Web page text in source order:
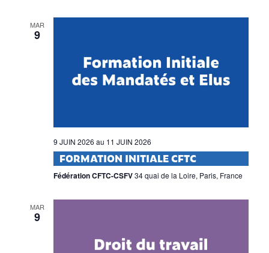
MAR
9
9 JUIN 2026 au 11 JUIN 2026
FORMATION INITIALE CFTC
Fédération CFTC-CSFV34 quai de la Loire, Paris, France
MAR
9